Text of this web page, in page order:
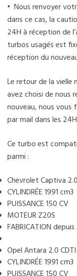
• Nous renvoyer
dans ce cas, la
24H à réception de
turbos usagés est
réception du
Le retour de la vielle
avez choisi de nous
nouveau, nous vous
par mail dans les
Ce turbo est
parmi :
Chevrolet Captiva
CYLINDRÉE 1991 cm3
PUISSANCE 150 CV
MOTEUR Z20S
FABRICATION
Opel Antara 2.0 CDTI
CYLINDRÉE 1991 cm3